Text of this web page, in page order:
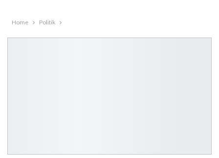
Home Politik